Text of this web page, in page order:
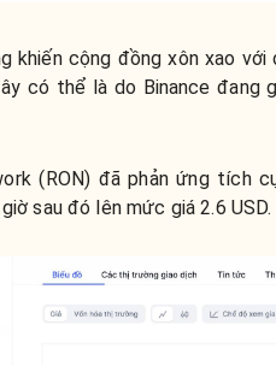
khiến cộng đồng xôn xao
có thể là do Binance đang
(RON) đã phản ứng tích
sau đó lên mức giá 2.6 USD.